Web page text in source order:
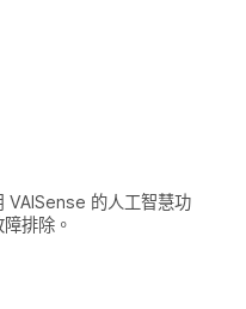
VAISense 的人工智慧功
排除。